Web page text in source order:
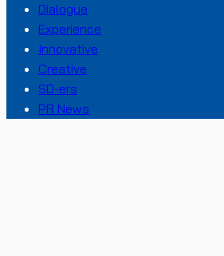
Dialogue
Experience
Innovative
Creative
SD-ers
PR News